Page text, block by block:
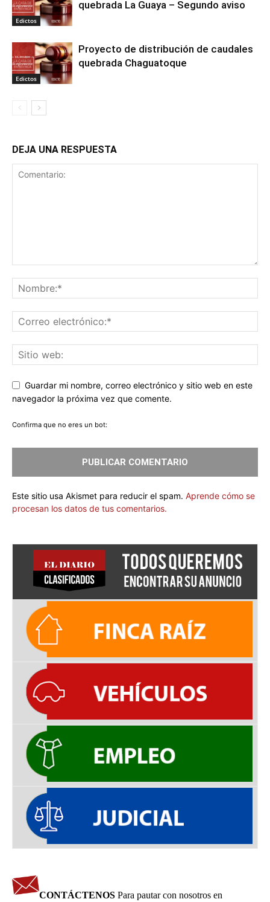
Edictos
quebrada La Guaya – Segundo aviso
Edictos
Proyecto de distribución de caudales
quebrada Chaguatoque
DEJA UNA RESPUESTA
Guardar mi nombre, correo electrónico y sitio web en este
navegador la próxima vez que comente.
Confirma que no eres un bot:
Este sitio usa Akismet para reducir el spam. Aprende cómo se
procesan los datos de tus comentarios.
CONTÁCTENOS Para pautar con nosotros en